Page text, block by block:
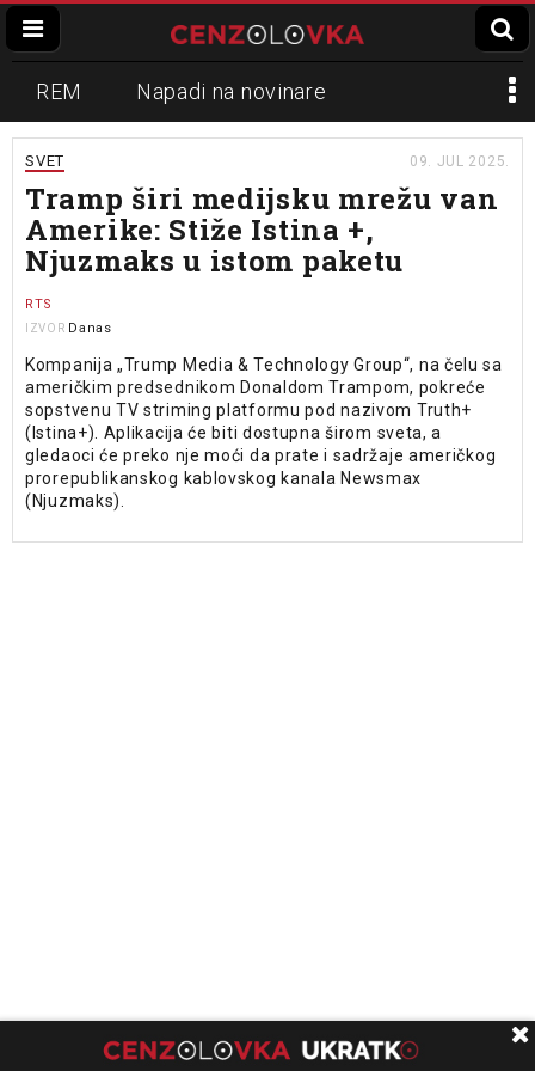
REM Napadi na novinare
Zvučni top
Propaganda Lokalni mediji
Informer Slavko Ćuruvija
SVET 09. JUL 2025.
Tramp širi medijsku mrežu van
Amerike: Stiže Istina +,
Njuzmaks u istom paketu
RTS
IZVOR Danas
Kompanija „Trump Media & Technology Group“, na čelu sa
američkim predsednikom Donaldom Trampom, pokreće
sopstvenu TV striming platformu pod nazivom Truth+
(Istina+). Aplikacija će biti dostupna širom sveta, a
gledaoci će preko nje moći da prate i sadržaje američkog
prorepublikanskog kablovskog kanala Newsmax
(Njuzmaks).